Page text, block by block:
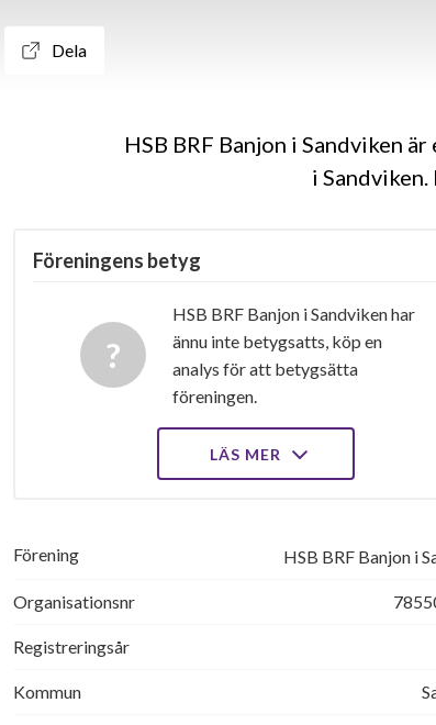
Dela
HSB BRF Banjon i Sandviken
i
Föreningens betyg
HSB BRF Banjon i Sandviken har
ännu inte betygsatts, köp en
analys för att betygsätta
föreningen.
LÄS MER
Förening HSB BRF Banjon i
Organisationsnr
Registreringsår
Kommun